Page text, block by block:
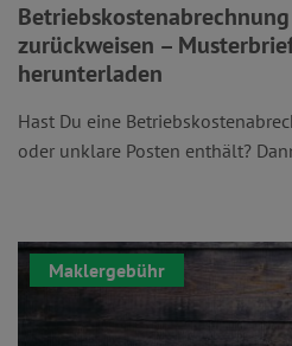
zurückweisen –
herunterladen
Hast Du eine
oder unklare Posten enthält?
Maklergebühr